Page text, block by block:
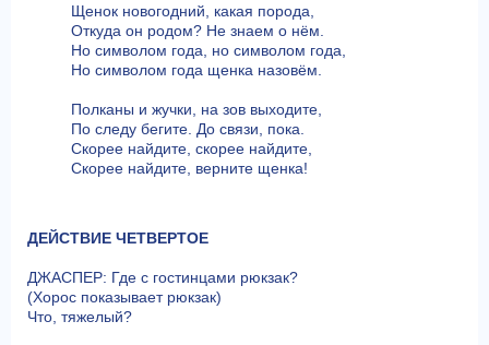
Щенок новогодний, какая порода,
Откуда он родом? Не знаем о нём.
Но символом года, но символом года,
Но символом года щенка назовём.
Полканы и жучки, на зов выходите,
По следу бегите. До связи, пока.
Скорее найдите, скорее найдите,
Скорее найдите, верните щенка!
ДЕЙСТВИЕ ЧЕТВЕРТОЕ
ДЖАСПЕР: Где с гостинцами рюкзак?
(Хорос показывает рюкзак)
Что, тяжелый?